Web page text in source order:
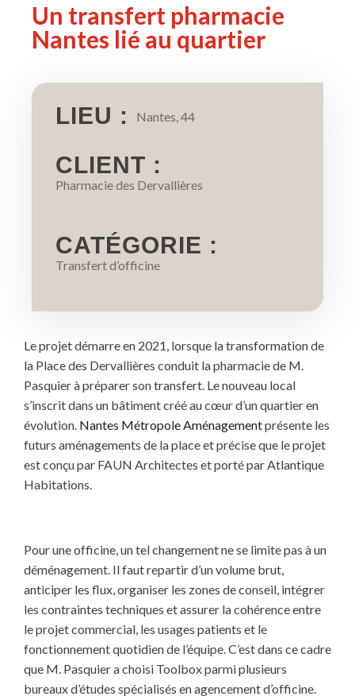
Un transfert pharmacie
Nantes lié au quartier
LIEU : Nantes, 44
CLIENT :
Pharmacie des Dervallières
CATÉGORIE :
Transfert d’officine
Le projet démarre en 2021, lorsque la transformation de
la Place des Dervallières conduit la pharmacie de M.
Pasquier à préparer son transfert. Le nouveau local
s’inscrit dans un bâtiment créé au cœur d’un quartier en
évolution. Nantes Métropole Aménagementprésente les
futurs aménagements de la place et précise que le projet
est conçu par FAUN Architectes et porté par Atlantique
Habitations.
Pour une officine, un tel changement ne se limite pas à un
déménagement. Il faut repartir d’un volume brut,
anticiper les flux, organiser les zones de conseil, intégrer
les contraintes techniques et assurer la cohérence entre
le projet commercial, les usages patients et le
fonctionnement quotidien de l’équipe. C’est dans ce cadre
que M. Pasquier a choisi Toolbox parmi plusieurs
bureaux d’études spécialisés en agencement d’officine.